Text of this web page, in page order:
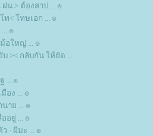
ฝน > ต้องสาป ... ๏
ท< โทษเอก ... ๏
๏
อใหญ่ ... ๏
>< กลับกัน ให้ยัด ...
... ๏
อง ... ๏
นาย ... ๏
อยู่ ... ๏
- ผีมะ ... ๏